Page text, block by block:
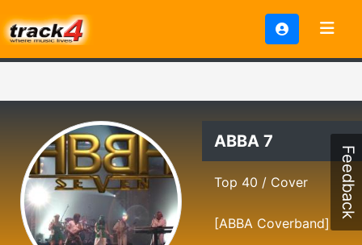
ABBA 7
Top 40 / Cover
[ABBA Coverband]
Feedback